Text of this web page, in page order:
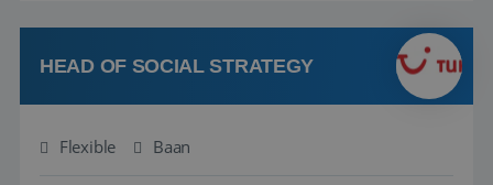
deze onderdelen zijn nu samen gevoegd...
HEAD OF SOCIAL STRATEGY
Flexible Baan